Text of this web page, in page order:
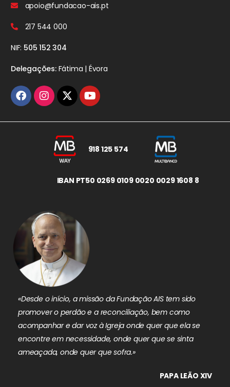
apoio@fundacao-ais.pt
217 544 000
NIF: 505 152 304
Delegações:Fátima | Évora
918 125 574
IBAN PT50 0269 0109 0020 0029 1608 8
«Desde o início, a missão da Fundação AIS tem sido
promover o perdão e a reconciliação, bem como
acompanhar e dar voz à Igreja onde quer que ela se
encontre em necessidade, onde quer que se sinta
ameaçada, onde quer que sofra.»
PAPA LEÃO XIV